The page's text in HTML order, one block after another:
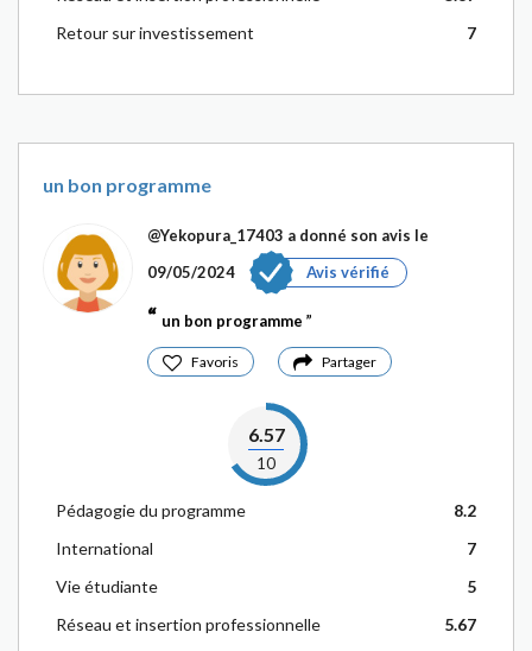
Retour sur investissement
7
un bon programme
@Yekopura_17403 a donné son avis le
09/05/2024
Avis vérifié
un bon programme
Favoris Partager
6.57
10
Pédagogie du programme
8.2
International
7
Vie étudiante
5
Réseau et insertion professionnelle
5.67